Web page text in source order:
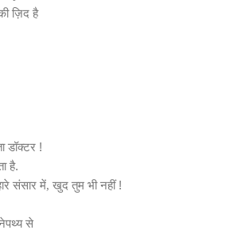
ज़िद है
डॉक्टर !
है.
संसार में, खुद तुम भी नहीं !
से